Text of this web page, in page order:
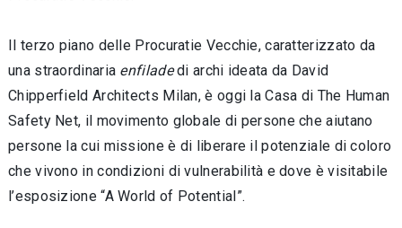
Il terzo piano delle Procuratie Vecchie, caratterizzato da
una straordinaria enfiladedi archi ideata da David
Chipperfield Architects Milan, è oggi la Casa di The Human
Safety Net, il movimento globale di persone che aiutano
persone la cui missione è di liberare il potenziale di coloro
che vivono in condizioni di vulnerabilità e dove è visitabile
l’esposizione “A World of Potential”.